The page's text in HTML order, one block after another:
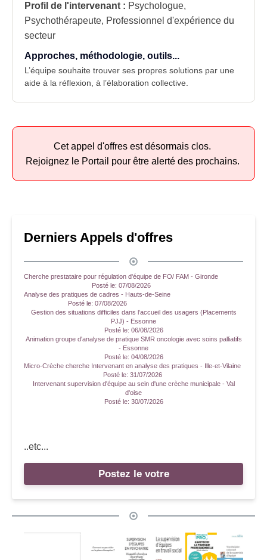
Profil de l'intervenant : Psychologue,
Psychothérapeute, Professionnel d'expérience du
secteur
Approches, méthodologie, outils...
L’équipe souhaite trouver ses propres solutions par une
aide à la réflexion, à l’élaboration collective.
Cet appel d'offres est désormais clos.
Rejoignez le Portail pour être alerté des prochains.
Derniers Appels d'offres
Cherche prestataire pour régulation d'équipe de FO/ FAM - Gironde
Posté le: 07/08/2026
Analyse des pratiques de cadres - Hauts-de-Seine
Posté le: 07/08/2026
Gestion des situations difficiles dans l’accueil des usagers (Placements
PJJ) - Essonne
Posté le: 06/08/2026
Animation groupe d'analyse de pratique SMR oncologie avec soins palliatifs
- Essonne
Posté le: 04/08/2026
Micro-Crèche cherche Intervenant en analyse des pratiques - Ille-et-Vilaine
Posté le: 31/07/2026
Intervenant supervision d'équipe au sein d'une crèche municipale - Val
d'oise
Posté le: 30/07/2026
..etc...
Postez le votre